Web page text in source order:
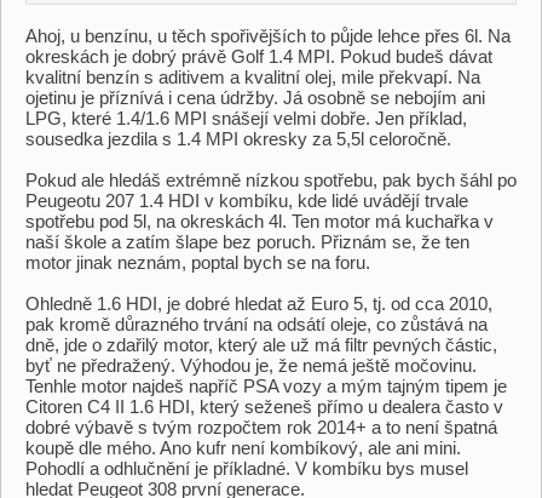
Ahoj, u benzínu, u těch spořivějších to půjde lehce přes 6l. Na
okreskách je dobrý právě Golf 1.4 MPI. Pokud budeš dávat
kvalitní benzín s aditivem a kvalitní olej, mile překvapí. Na
ojetinu je příznívá i cena údržby. Já osobně se nebojím ani
LPG, které 1.4/1.6 MPI snášejí velmi dobře. Jen příklad,
sousedka jezdila s 1.4 MPI okresky za 5,5l celoročně.
Pokud ale hledáš extrémně nízkou spotřebu, pak bych šáhl po
Peugeotu 207 1.4 HDI v kombíku, kde lidé uvádějí trvale
spotřebu pod 5l, na okreskách 4l. Ten motor má kuchařka v
naší škole a zatím šlape bez poruch. Přiznám se, že ten
motor jinak neznám, poptal bych se na foru.
Ohledně 1.6 HDI, je dobré hledat až Euro 5, tj. od cca 2010,
pak kromě důrazného trvání na odsátí oleje, co zůstává na
dně, jde o zdařilý motor, který ale už má filtr pevných částic,
byť ne předražený. Výhodou je, že nemá ještě močovinu.
Tenhle motor najdeš napříč PSA vozy a mým tajným tipem je
Citoren C4 II 1.6 HDI, který seženeš přímo u dealera často v
dobré výbavě s tvým rozpočtem rok 2014+ a to není špatná
koupě dle mého. Ano kufr není kombíkový, ale ani mini.
Pohodlí a odhlučnění je příkladné. V kombíku bys musel
hledat Peugeot 308 první generace.